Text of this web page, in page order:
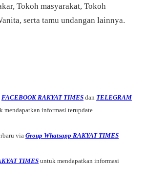
Tokoh masyarakat, Tokoh
serta tamu undangan lainnya.
FACEBOOK RAKYAT TIMES dan TELEGRAM
mendapatkan informasi terupdate
via Group Whatsapp RAKYAT TIMES
TIMES untuk mendapatkan informasi